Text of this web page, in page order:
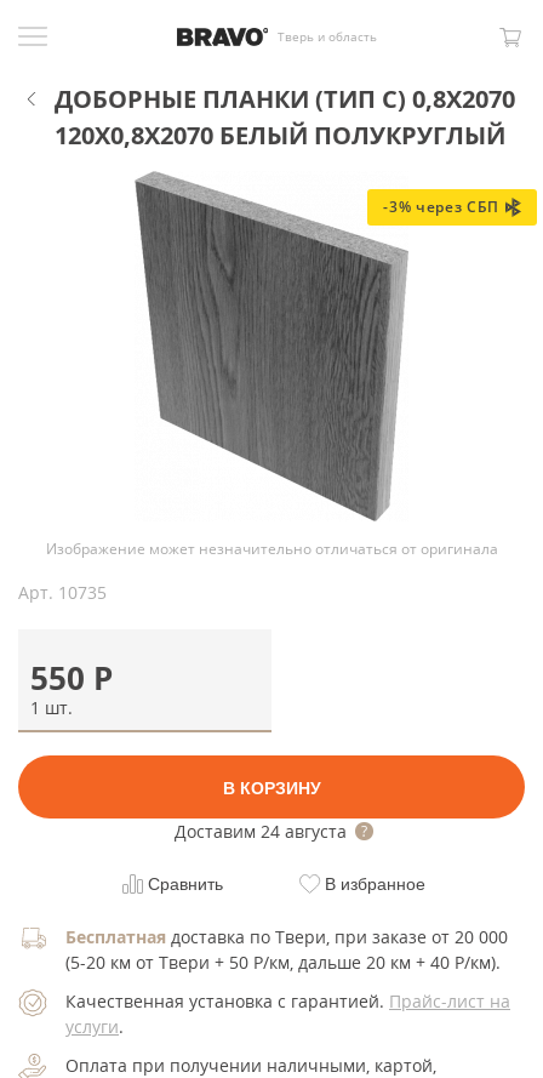
Тверь и область
ДОБОРНЫЕ ПЛАНКИ (ТИП С) 0,8Х2070
120X0,8X2070 БЕЛЫЙ ПОЛУКРУГЛЫЙ
-3% через СБП
Изображение может незначительно отличаться от оригинала
Арт. 10735
550 Р
1 шт.
В КОРЗИНУ
Доставим 24 августа
Сравнить В избранное
Бесплатная доставка по Твери, при заказе от 20 000
(5-20 км от Твери + 50 Р/км, дальше 20 км + 40 Р/км).
Качественная установка с гарантией. Прайс-лист на
услуги.
Оплата при получении наличными, картой,